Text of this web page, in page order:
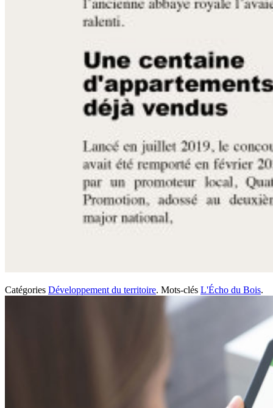
Catégories Développement du territoire. Mots-clés L'Écho du Bois.